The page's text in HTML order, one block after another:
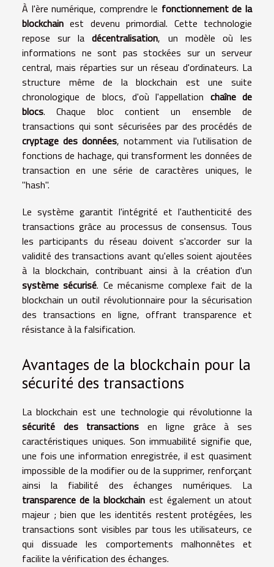
À l'ère numérique, comprendre le fonctionnement de la
blockchain est devenu primordial. Cette technologie
repose sur ladécentralisation, un modèle où les
informations ne sont pas stockées sur un serveur
central, mais réparties sur un réseau d'ordinateurs. La
structure même de la blockchain est une suite
chronologique de blocs, d'où l'appellation chaîne de
blocs. Chaque bloc contient un ensemble de
transactions qui sont sécurisées par des procédés de
cryptage des données, notamment via l'utilisation de
fonctions de hachage, qui transforment les données de
transaction en une série de caractères uniques, le
"hash".
Le système garantit l'intégrité et l'authenticité des
transactions grâce au processus de consensus. Tous
les participants du réseau doivent s'accorder sur la
validité des transactions avant qu'elles soient ajoutées
à la blockchain, contribuant ainsi à la création d'un
système sécurisé. Ce mécanisme complexe fait de la
blockchain un outil révolutionnaire pour la sécurisation
des transactions en ligne, offrant transparence et
résistance à la falsification.
Avantages de la blockchain pour la
sécurité des transactions
La blockchain est une technologie qui révolutionne la
sécurité des transactions en ligne grâce à ses
caractéristiques uniques. Son immuabilité signifie que,
une fois une information enregistrée, il est quasiment
impossible de la modifier ou de la supprimer, renforçant
ainsi la fiabilité des échanges numériques. La
transparence de la blockchain est également un atout
majeur ; bien que les identités restent protégées, les
transactions sont visibles par tous les utilisateurs, ce
qui dissuade les comportements malhonnêtes et
facilite la vérification des échanges.